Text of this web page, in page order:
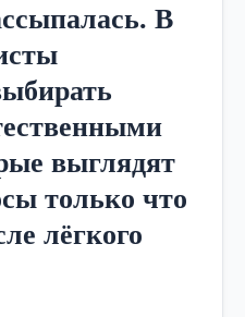
В
выглядят
только что
лёгкого